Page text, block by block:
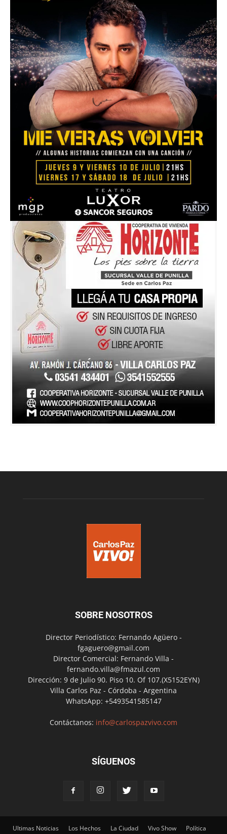
SOBRE NOSOTROS
Director Periodístico: Fernando Agüero -
fgaguero@gmail.com
Director Comercial: Fernando Villa -
fernando.villa@fmazul.com
Dirección: 9 de Julio 90. Piso 10. Of 107.(X5152EYN)
Villa Carlos Paz - Córdoba - Argentina
WhatsApp: +5493541585147
Contáctanos: info@carlospazvivo.com
SÍGUENOS
Ultimas Noticias Los Hechos La Ciudad Vivo Show Política